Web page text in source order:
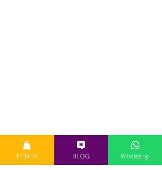
TIENDA BLOG Whatsapp